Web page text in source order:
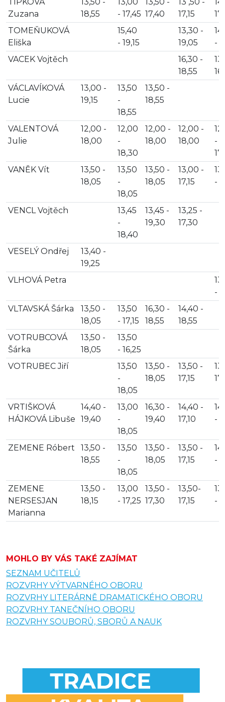
Zuzana
18,55
- 17,45 17,40
17,15
TOMEŇUKOVÁ
Eliška
15,40
- 19,15
13,30 -
19,05
-
VACEK Vojtěch
16,30 -
18,55
VÁCLAVÍKOVÁ
Lucie
13,00 -
19,15
13,50
-
18,55
13,50 -
18,55
VALENTOVÁ
Julie
12,00 -
18,00
12,00
-
18,30
12,00 -
18,00
12,00 -
18,00
-
VANĚK Vít
13,50 -
18,05
13,50
-
18,05
13,50 -
18,05
13,00 -
17,15
-
VENCL Vojtěch
13,45
-
18,40
13,45 -
19,30
13,25 -
17,30
VESELÝ Ondřej
13,40 -
19,25
VLHOVÁ Petra
-
VLTAVSKÁ Šárka
13,50 -
18,05
13,50
- 17,15
16,30 -
18,55
14,40 -
18,55
VOTRUBCOVÁ
Šárka
13,50 -
18,05
13,50
- 16,25
VOTRUBEC Jiří
13,50
-
18,05
13,50 -
18,05
13,50 -
17,15
VRTIŠKOVÁ
HÁJKOVÁ Libuše
14,40 -
19,40
13,00
-
18,05
16,30 -
19,40
14,40 -
17,10
-
ZEMENE Róbert
13,50 -
18,55
13,50
-
18,05
13,50 -
18,05
13,50 -
17,15
-
ZEMENE
NERSESJAN
Marianna
13,50 -
18,15
13,00
- 17,25
13,50 -
17,30
13,50-
17,15
-
MOHLO BY VÁS TAKÉ ZAJÍMAT
SEZNAM UČITELŮ
ROZVRHY VÝTVARNÉHO OBORU
ROZVRHY LITERÁRNĚ DRAMATICKÉHO OBORU
ROZVRHY TANEČNÍHO OBORU
ROZVRHY SOUBORŮ, SBORŮ A NAUK